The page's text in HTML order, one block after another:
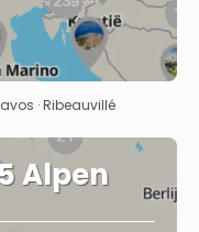
· Ribeauvillé
Alpen